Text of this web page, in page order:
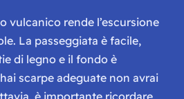
vulcanico rende l’escursione
La passeggiata è facile,
di legno e il fondo è
scarpe adeguate non avrai
è importante ricordare